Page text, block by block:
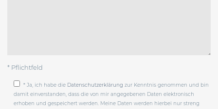
* Pflichtfeld
* Ja, ich habe die Datenschutzerklärung zur Kenntnis genommen und bin
damit einverstanden, dass die von mir angegebenen Daten elektronisch
erhoben und gespeichert werden. Meine Daten werden hierbei nur streng